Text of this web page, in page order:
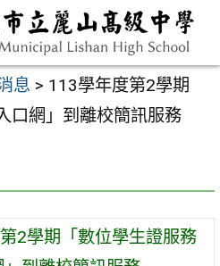
息 > 113學年度第2學期
口網」到離校簡訊服務
2學期「數位學生證服務